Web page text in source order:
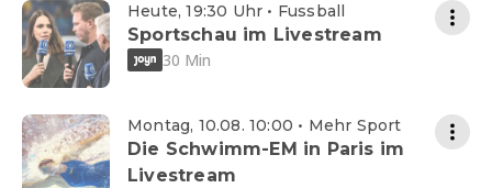
Heute, 19:30 Uhr • Fussball
Sportschau im Livestream
30 Min
Montag, 10.08. 10:00 • Mehr Sport
Die Schwimm-EM in Paris im
Livestream